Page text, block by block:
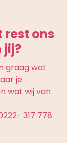
rest ons
jij?
graag wat
je
wat wij van
317 778